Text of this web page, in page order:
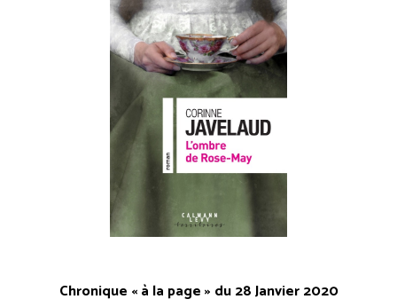
Chronique « à la page » du 28 Janvier 2020